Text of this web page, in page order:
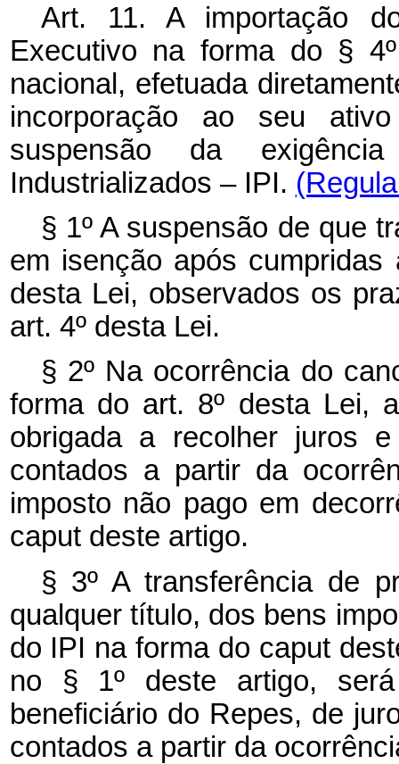
Art. 11. A importação
Executivo na forma do §
nacional, efetuada
incorporação ao seu
suspensão da
Industrializados – IPI.
§ 1º A suspensão de que
em isenção após
desta Lei, observados os
art. 4º desta Lei.
§ 2º Na ocorrência do
forma do art. 8º desta Lei,
obrigada a recolher juros
contados a partir da
imposto não pago em
caput deste artigo.
§ 3º A transferência de
qualquer título, dos bens
do IPI na forma do caput
no § 1º deste artigo,
beneficiário do Repes, de
contados a partir da